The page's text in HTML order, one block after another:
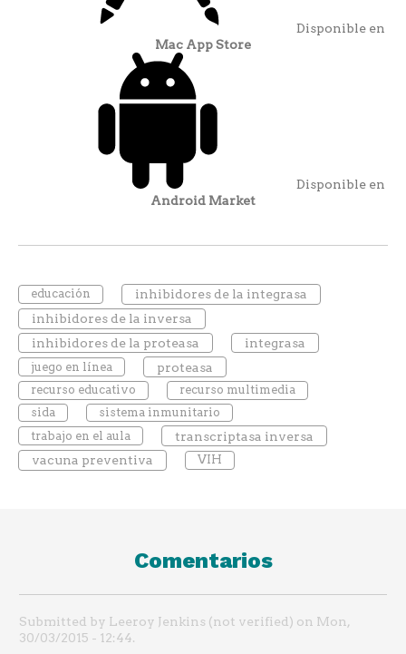
Disponible en
Mac App Store
Disponible en
Android Market
educación
inhibidores de la integrasa
inhibidores de la inversa
inhibidores de la proteasa
integrasa
juego en línea proteasa
recurso educativo
recurso multimedia
sida
sistema inmunitario
trabajo en el aula
transcriptasa inversa
vacuna preventiva
VIH
Comentarios
Submitted by Leeroy Jenkins (not verified) on Mon,
30/03/2015 - 12:44.